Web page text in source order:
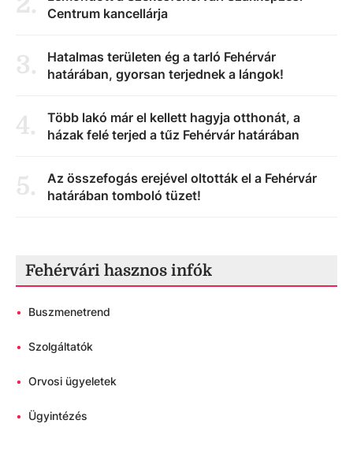
Centrum kancellárja
3.
Hatalmas területen ég a tarló Fehérvár
határában, gyorsan terjednek a lángok!
4.
Több lakó már el kellett hagyja otthonát, a
házak felé terjed a tűz Fehérvár határában
5.
Az összefogás erejével oltották el a Fehérvár
határában tomboló tüzet!
Fehérvári hasznos infók
• Buszmenetrend
• Szolgáltatók
• Orvosi ügyeletek
• Ügyintézés